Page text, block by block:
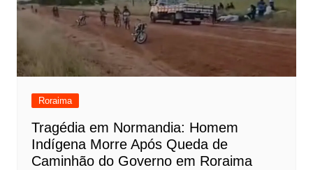
Roraima
Tragédia em Normandia: Homem
Indígena Morre Após Queda de
Caminhão do Governo em Roraima